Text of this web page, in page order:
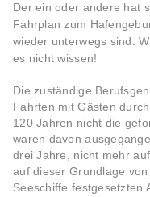
Der ein oder andere hat
Fahrplan zum
wieder unterwegs sind.
es nicht wissen!
Die zuständige
Fahrten mit Gästen
120 Jahren nicht die
waren davon
drei Jahre, nicht mehr
auf dieser Grundlage
Seeschiffe festgesetzten